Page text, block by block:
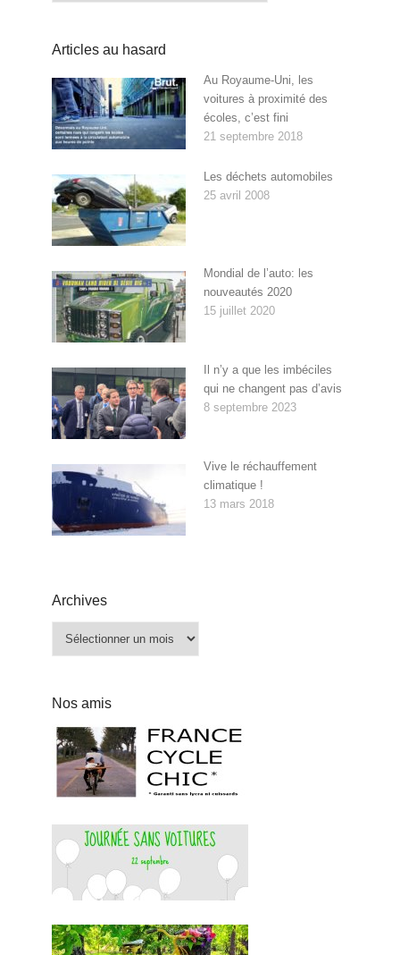
Articles au hasard
Au Royaume-Uni, les
voitures à proximité des
écoles, c’est fini
21 septembre 2018
Les déchets automobiles
25 avril 2008
Mondial de l’auto: les
nouveautés 2020
15 juillet 2020
Il n’y a que les imbéciles
qui ne changent pas d’avis
8 septembre 2023
Vive le réchauffement
climatique !
13 mars 2018
Archives
Nos amis